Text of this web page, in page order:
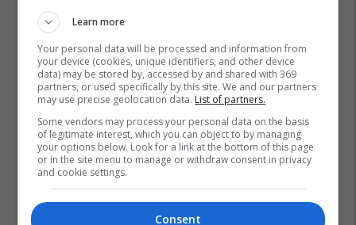
Learn more
Your personal data will be processed and information from
your device (cookies, unique identifiers, and other device
data) may be stored by, accessed by and shared with 369
partners, or used specifically by this site. We and our partners
may use precise geolocation data. List of partners.
Some vendors may process your personal data on the basis
of legitimate interest, which you can object to by managing
your options below. Look for a link at the bottom of this page
or in the site menu to manage or withdraw consent in privacy
and cookie settings.
Consent